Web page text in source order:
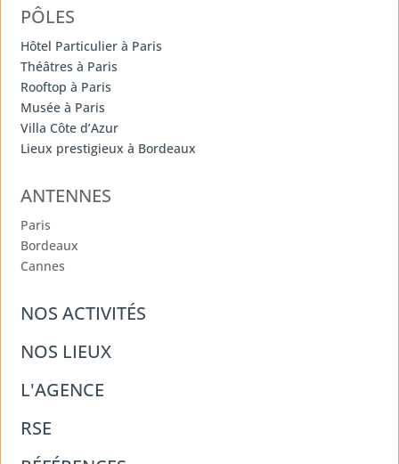
PÔLES
Hôtel Particulier à Paris
Théâtres à Paris
Rooftop à Paris
Musée à Paris
Villa Côte d’Azur
Lieux prestigieux à Bordeaux
ANTENNES
Paris
Bordeaux
Cannes
NOS ACTIVITÉS
NOS LIEUX
L'AGENCE
RSE